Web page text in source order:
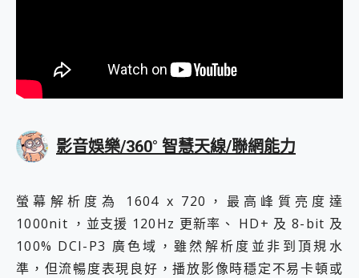
影音娛樂/360° 智慧天線/聯網能力
螢幕解析度為 1604 x 720，最高峰質亮度達
1000nit ，並支援 120Hz 更新率、 HD+ 及 8-bit 及
100% DCI-P3 廣色域，雖然解析度並非到頂規水
準，但流暢度表現良好，播放影像時穩定不易卡頓或